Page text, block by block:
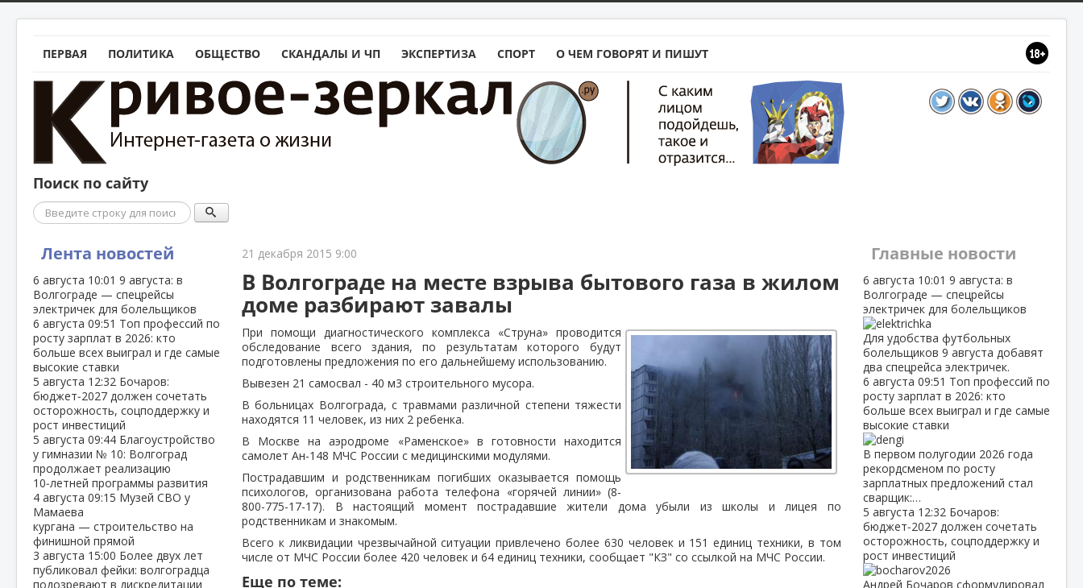
ПЕРВАЯ ПОЛИТИКА ОБЩЕСТВО СКАНДАЛЫ И ЧП ЭКСПЕРТИЗА СПОРТ О ЧЕМ ГОВОРЯТ И ПИШУТ
Поиск по сайту
Поиск
Лента новостей
6 августа 10:01 9 августа: в
Волгограде — спецрейсы
электричек для болельщиков
6 августа 09:51 Топ профессий по
росту зарплат в 2026: кто
больше всех выиграл и где самые
высокие ставки
5 августа 12:32 Бочаров:
бюджет‑2027 должен сочетать
осторожность, соцподдержку и
рост инвестиций
5 августа 09:44 Благоустройство
у гимназии № 10: Волгоград
продолжает реализацию
10‑летней программы развития
4 августа 09:15 Музей СВО у
Мамаева
кургана — строительство на
финишной прямой
3 августа 15:00 Более двух лет
публиковал фейки: волгоградца
подозревают в дискредитации
21 декабря 2015 9:00
В Волгограде на месте взрыва бытового газа в жилом
доме разбирают завалы
При помощи диагностического комплекса «Струна» проводится
обследование всего здания, по результатам которого будут
подготовлены предложения по его дальнейшему использованию.
Вывезен 21 самосвал - 40 м3 строительного мусора.
В больницах Волгограда, с травмами различной степени тяжести
находятся 11 человек, из них 2 ребенка.
В Москве на аэродроме «Раменское» в готовности находится
самолет Ан-148 МЧС России с медицинскими модулями.
Пострадавшим и родственникам погибших оказывается помощь
психологов, организована работа телефона «горячей линии» (8-
800-775-17-17). В настоящий момент пострадавшие жители дома убыли из школы и лицея по
родственникам и знакомым.
Всего к ликвидации чрезвычайной ситуации привлечено более 630 человек и 151 единиц техники, в том
числе от МЧС России более 420 человек и 64 единиц техники, сообщает "КЗ" со ссылкой на МЧС России.
Еще по теме:
Главные новости
6 августа 10:01 9 августа: в
Волгограде — спецрейсы
электричек для болельщиков
Для удобства футбольных
болельщиков 9 августа добавят
два спецрейса электричек.
6 августа 09:51 Топ профессий по
росту зарплат в 2026: кто
больше всех выиграл и где самые
высокие ставки
В первом полугодии 2026 года
рекордсменом по росту
зарплатных предложений стал
сварщик:…
5 августа 12:32 Бочаров:
бюджет‑2027 должен сочетать
осторожность, соцподдержку и
рост инвестиций
Андрей Бочаров сформулировал